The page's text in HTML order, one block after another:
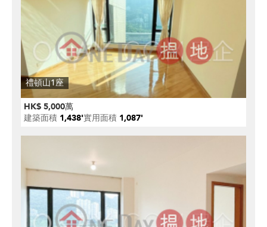
禮頓山1座
HK$ 5,000萬
建築面積 1,438'實用面積 1,087'